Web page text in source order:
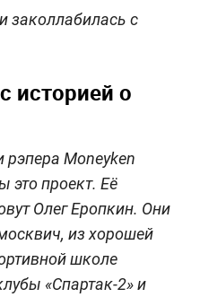
заколлабилась с
историей о
Moneyken
это проект. Её
Олег Еропкин. Они
из хорошей
школе
«Спартак-2» и